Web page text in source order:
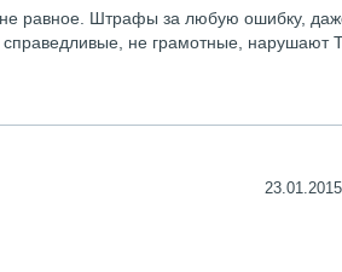
не равное. Штрафы за любую ошибку,
не грамотные, нарушают